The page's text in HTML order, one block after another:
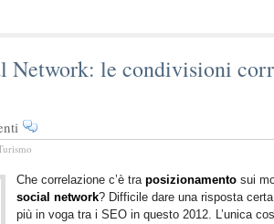
Network: le condivisioni
Che correlazione c’è tra posizionamento sui
social network? Difficile dare una risposta
più in voga tra i SEO in questo 2012. L’unica